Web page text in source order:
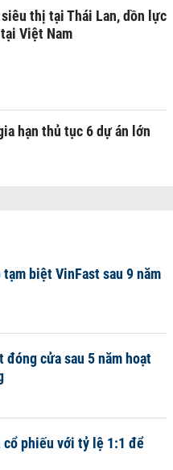
siêu thị tại Thái Lan, dồn lực
tại Việt Nam
hạn thủ tục 6 dự án lớn
biệt VinFast sau 9 năm
cửa sau 5 năm hoạt
cổ phiếu với tỷ lệ 1:1 để